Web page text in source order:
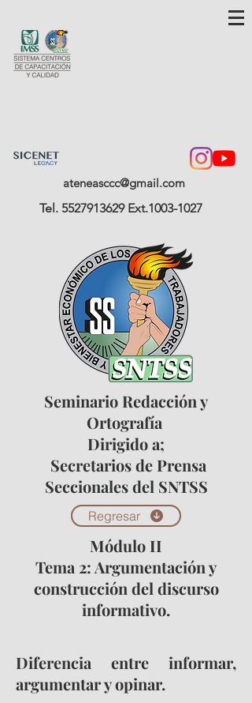
ateneasccc@gmail.com
Tel. 5527913629Ext.1003-1027
Seminario Redacción y
Ortografía
Dirigido a;
Secretarios de Prensa
Seccionales del SNTSS
Regresar
Módulo II
Tema 2: Argumentación y
construcción del discurso
informativo.
Diferencia entre informar,
argumentar y opinar.